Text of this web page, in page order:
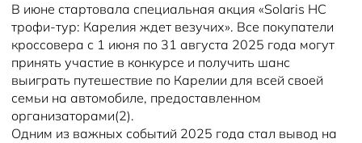
В июне стартовала специальная акция «Solaris HC
трофи-тур: Карелия ждет везучих». Все покупатели
кроссовера с 1 июня по 31 августа 2025 года могут
принять участие в конкурсе и получить шанс
выиграть путешествие по Карелии для всей своей
семьи на автомобиле, предоставленном
организаторами(2).
Одним из важных событий 2025 года стал вывод на